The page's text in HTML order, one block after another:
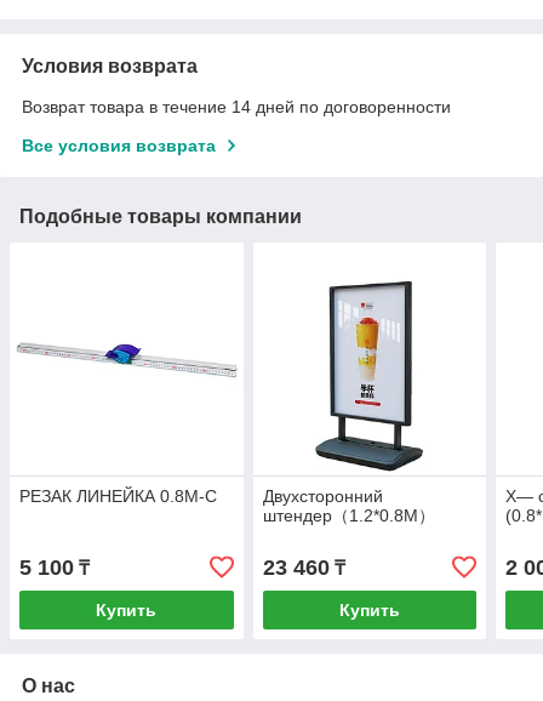
Условия возврата
Возврат товара в течение 14 дней по договоренности
Все условия возврата
Подобные товары компании
РЕЗАК ЛИНЕЙКА 0.8M-C
5 100 ₸
Купить
Двухсторонний
штендер（1.2*0.8M）
23 460₸
Купить
Х—
2
О нас